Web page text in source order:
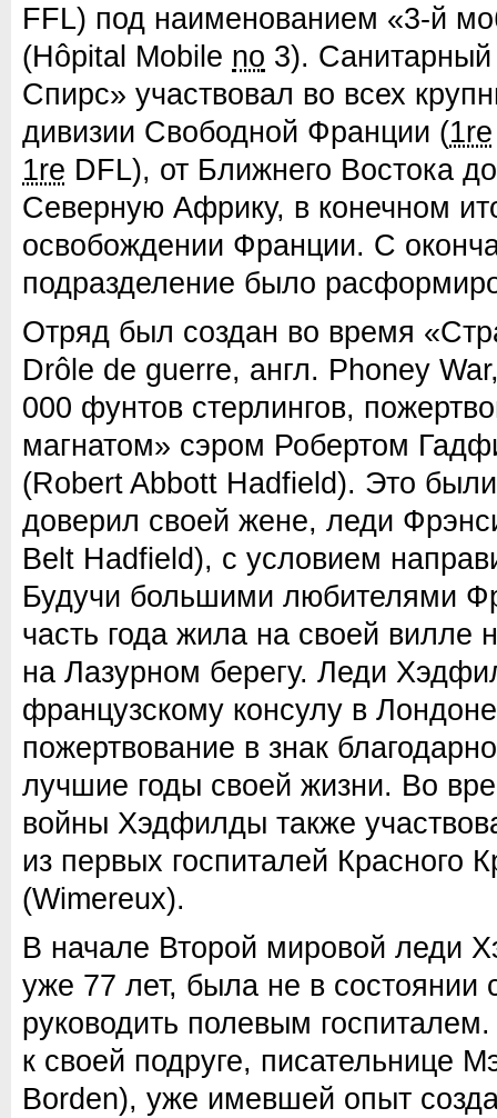
FFL) под наименованием «3-й
(Hôpital Mobile no 3).
Спирс» участвовал во всех
дивизии Свободной Франции (1re
1re DFL), от Ближнего Востока
Северную Африку, в конечном
освобождении Франции. С
подразделение было
Отряд был создан во время
Drôle de guerre, англ. Phoney
000 фунтов стерлингов,
магнатом» сэром Робертом
(Robert Abbott Hadfield). Это
доверил своей жене, леди
Belt Hadfield), с условием
Будучи большими любителями
часть года жила на своей
на Лазурном берегу. Леди
французскому консулу в
пожертвование в знак
лучшие годы своей жизни. Во
войны Хэдфилды также
из первых госпиталей Красного
(Wimereux).
В начале Второй мировой леди
уже 77 лет, была не в состоянии
руководить полевым
к своей подруге, писательнице
Borden), уже имевшей опыт